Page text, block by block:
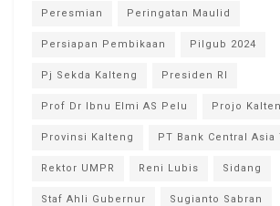
Peresmian Peringatan Maulid
Persiapan Pembikaan Pilgub 2024
Pj Sekda Kalteng Presiden RI
Prof Dr Ibnu Elmi AS Pelu Projo
Provinsi Kalteng PT Bank Central Asia
Rektor UMPR Reni Lubis Sidang
Staf Ahli Gubernur Sugianto Sabran